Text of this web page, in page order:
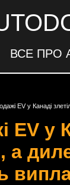
ВСЕ ПРО
EV у Канаді
EV у
а